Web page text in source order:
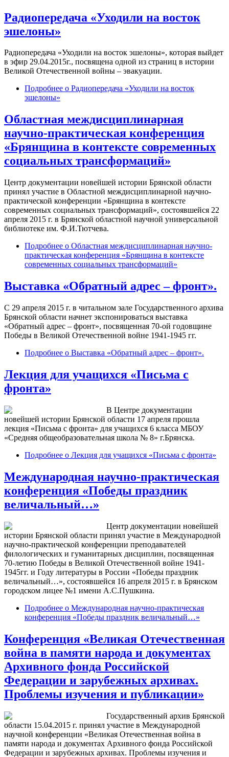
Радиопередача «Уходили на восток
эшелоны»
Радиопередача «Уходили на восток эшелоны», которая выйдет
в эфир 29.04.2015г., посвящена одной из страниц в истории
Великой Отечественной войны – эвакуации.
Подробнее о Радиопередача «Уходили на восток
эшелоны»
Областная междисциплинарная
научно-практическая конференция
«Брянщина в контексте современных
социальных трансформаций»
Центр документации новейшей истории Брянской области
принял участие в Областной междисциплинарной научно-
практической конференции «Брянщина в контексте
современных социальных трансформаций», состоявшейся 22
апреля 2015 г. в Брянской областной научной универсальной
библиотеке им. Ф.И.Тютчева.
Подробнее о Областная междисциплинарная научно-
практическая конференция «Брянщина в контексте
современных социальных трансформаций»
Выставка «Обратный адрес – фронт».
С 29 апреля 2015 г. в читальном зале Государственного архива
Брянской области начнет экспонироваться выставка
«Обратный адрес – фронт», посвященная 70-ой годовщине
Победы в Великой Отечественной войне 1941-1945 гг.
Подробнее о Выставка «Обратный адрес – фронт».
Лекция для учащихся «Письма с
фронта»
В Центре документации
новейшей истории Брянской области 17 апреля прошла
лекция «Письма с фронта» для учащихся 6 класса МБОУ
«Средняя общеобразовательная школа № 8» г.Брянска.
Подробнее о Лекция для учащихся «Письма с фронта»
Международная научно-практическая
конференция «Победы праздник
величальный…»
Центр документации новейшей
истории Брянской области принял участие в Международной
научно-практической конференции преподавателей
филологических и гуманитарных дисциплин, посвященная
70-летию Победы в Великой Отечественной войне 1941-
1945гг. и Году литературы в России «Победы праздник
величальный…», состоявшейся 16 апреля 2015 г. в Брянском
городском лицее №1 имени А.С.Пушкина.
Подробнее о Международная научно-практическая
конференция «Победы праздник величальный…»
Конференция «Великая Отечественная
война в памяти народа и документах
Архивного фонда Российской
Федерации и зарубежных архивах.
Проблемы изучения и публикации»
Государственный архив Брянской
области 15.04.2015 г. принял участие в Международной
научной конференции «Великая Отечественная война в
памяти народа и документах Архивного фонда Российской
Федерации и зарубежных архивах. Проблемы изучения и